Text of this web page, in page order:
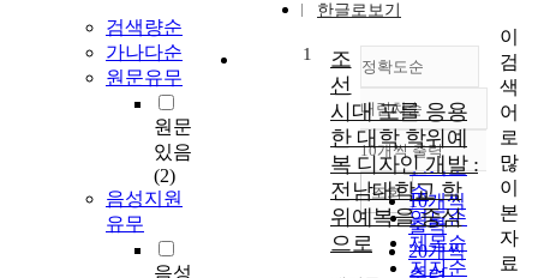
검색량순
가나다순
원문유무
원문
있음
(2)
음성지원
유무
음성
한글로보기
정확도순
정확도
순
인기도
순
연도순
제목순
저자순
내림차순
내림차순
10개씩 출력
10개씩
출력
20개씩
조회
1
조
선
시대 포를 응용
한 대학 학위예
복 디자인 개발 :
전남대학교 학
위예복을 중심
으로
이
검
색
어
로
많
이
본
자
료